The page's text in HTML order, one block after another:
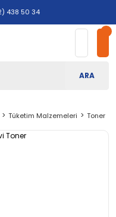
438 50 34
ARA
Tüketim Malzemeleri Toner